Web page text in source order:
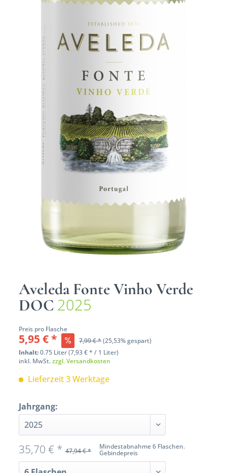
Aveleda Fonte Vinho Verde
DOC 2025
Preis pro Flasche
5,95 € * 7,99 € *(25,53% gespart)
Inhalt:0.75 Liter (7,93 € * / 1 Liter)
inkl. MwSt.zzgl. Versandkosten
Lieferzeit 3 Werktage
Jahrgang:
Mindestabnahme 6 Flaschen.
Gebindepreis
35,70 € * 47,94 € *